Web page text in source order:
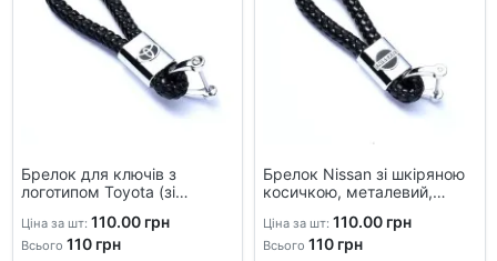
Брелок для ключів з
логотипом Toyota (зі
металевий, автомобільний,
сувенірний
Ціна за шт: 110.00 грн
Всього 110грн
Брелок Nissan зі шкіряною
косичкою, металевий,
подарунковий
Ціна за шт: 110.00 грн
Всього 110 грн